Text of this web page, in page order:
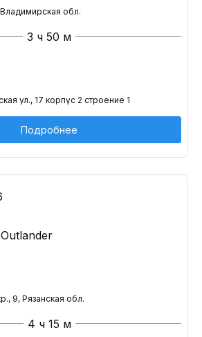
обл.
3 ч 50 м
ул., 17 корпус 2 строение 1
Подробнее
9, Рязанская обл.
4 ч 15 м